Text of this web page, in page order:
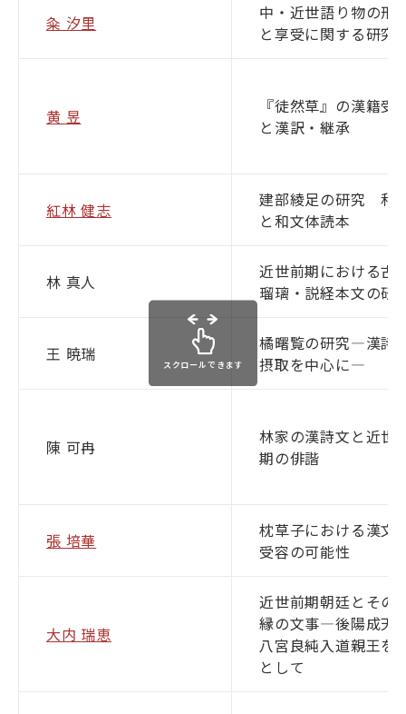
粂 汐里
中・近世語り物の形
と享受に関する研究
黄 昱
『徒然草』の漢籍受
と漢訳・継承
紅林 健志
建部綾足の研究 和
と和文体読本
林 真人
近世前期における古
瑠璃・説経本文の研
王 暁瑞
橘曙覧の研究―漢詩
摂取を中心に―
陳 可冉
林家の漢詩文と近世
期の俳諧
張 培華
枕草子における漢文
受容の可能性
大内 瑞恵
近世前期朝廷とその
縁の文事―後陽成天
八宮良純入道親王を
として
スクロールできます